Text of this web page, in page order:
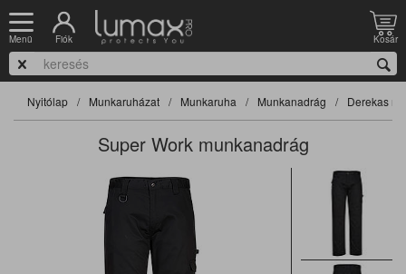
Menü Fiók Kosár
Nyitólap Munkaruházat Munkaruha Munkanadrág Derekas
Super Work munkanadrág